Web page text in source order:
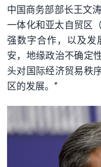
中国商务部部长王文
一体化和亚太自贸区
强数字合作，以及发
安，地缘政治不确定
头对国际经济贸易秩
区的发展。”